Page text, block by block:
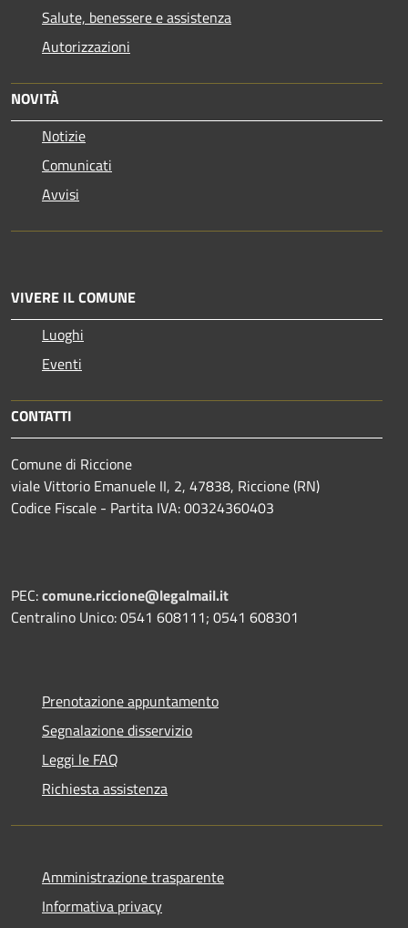
Salute, benessere e assistenza
Autorizzazioni
NOVITÀ
Notizie
Comunicati
Avvisi
VIVERE IL COMUNE
Luoghi
Eventi
CONTATTI
Comune di Riccione
viale Vittorio Emanuele II, 2, 47838, Riccione (RN)
Codice Fiscale - Partita IVA: 00324360403
PEC:comune.riccione@legalmail.it
Centralino Unico: 0541 608111; 0541 608301
Prenotazione appuntamento
Segnalazione disservizio
Leggi le FAQ
Richiesta assistenza
Amministrazione trasparente
Informativa privacy